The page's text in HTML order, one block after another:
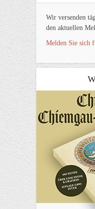
Wir versenden
den aktuellen
Melden Sie sich